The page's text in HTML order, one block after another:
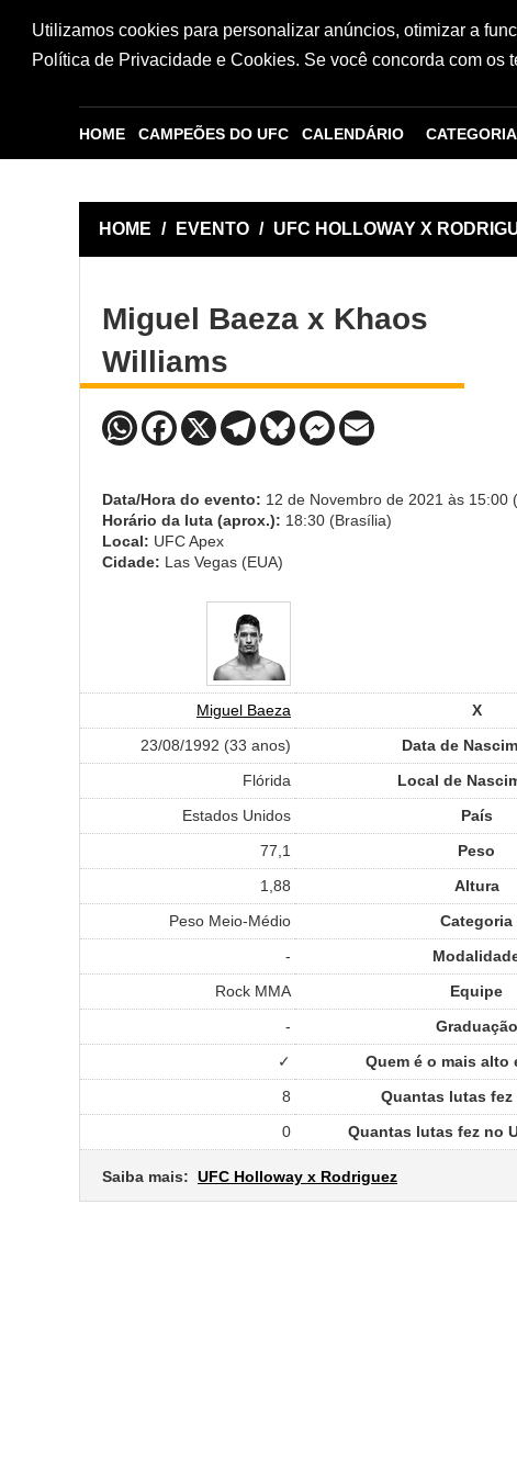
Utilizamos cookies para personalizar anúncios, otimizar a
Política de Privacidade e Cookies. Se você concorda com os
HOME CAMPEÕES DO UFC CALENDÁRIO
HOME / EVENTO / UFC HOLLOWAY X
Miguel Baeza x Khaos
Williams
Data/Hora do evento: 12 de Novembro de 2021 às 15:00
Horário da luta (aprox.): 18:30 (Brasília)
Local: UFC Apex
Cidade: Las Vegas (EUA)
Miguel Baeza X
23/08/1992 (33 anos)
Data de
Flórida
Local de
Estados Unidos
País
77,1
Peso
1,88
Altura
Peso Meio-Médio
Categoria
-
Rock MMA
Equipe
-
Graduação
✓
Quem é o mais alto
8
Quantas lutas fez
0
Quantas lutas fez no
Saiba mais: UFC Holloway x Rodriguez